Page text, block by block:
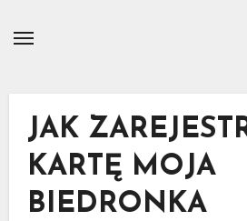
JAK
KARTĘ MOJA
BIEDRONKA